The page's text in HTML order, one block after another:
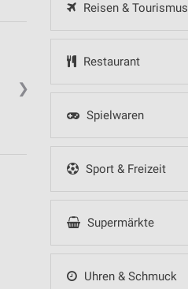
Reisen & Tourismus
Restaurant
Spielwaren
Sport & Freizeit
Supermärkte
Uhren & Schmuck
❯